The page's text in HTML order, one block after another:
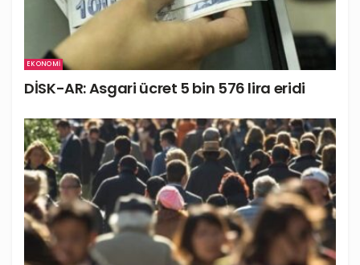
EKONOMI
DİSK-AR: Asgari ücret 5 bin 576 lira eridi